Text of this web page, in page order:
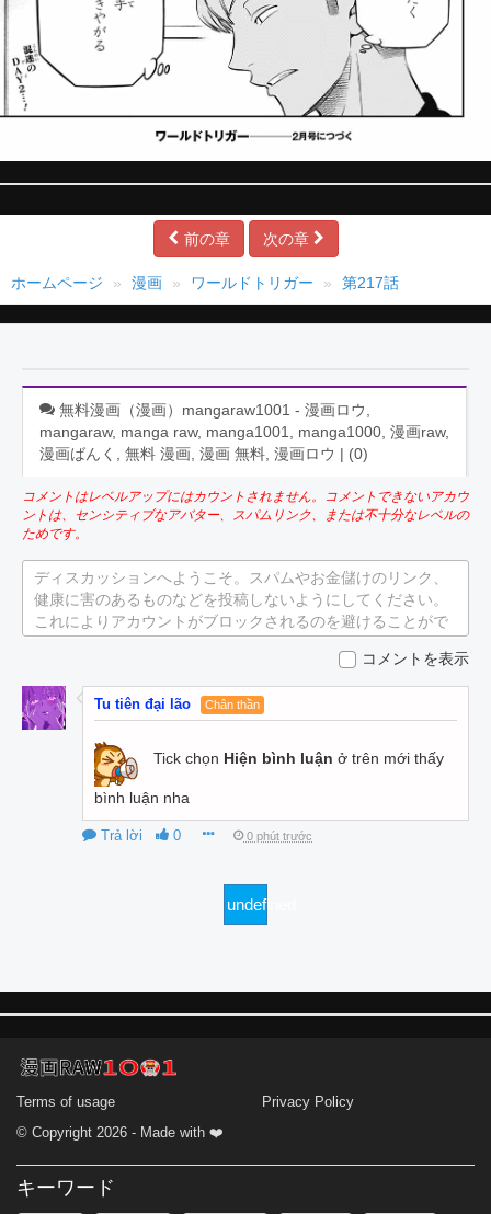
前の章 次の章
ホームページ 漫画 ワールドトリガー 第217話
無料漫画（漫画）mangaraw1001 - 漫画ロウ,
mangaraw, manga raw, manga1001, manga1000, 漫画raw,
漫画ばんく, 無料 漫画, 漫画 無料, 漫画ロウ | (0)
コメントはレベルアップにはカウントされません。コメントできないアカウ
ントは、センシティブなアバター、スパムリンク、または不十分なレベルの
ためです。
ディスカッションへようこそ。スパムやお金儲けのリンク、
健康に害のあるものなどを投稿しないようにしてください。
これによりアカウントがブロックされるのを避けることがで
コメントを表示
Tu tiên đại lão Chân thần
Tick chọn Hiện bình luận ở trên mới thấy
bình luận nha
Trả lời 0 0 phút trước
undefined
Terms of usage
Privacy Policy
© Copyright 2026 - Made with ❤️
キーワード